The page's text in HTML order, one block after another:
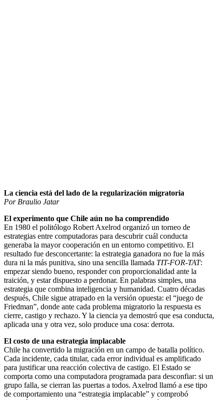
La ciencia está del lado de la regularización migratoria
Por Braulio Jatar
El experimento que Chile aún no ha comprendido
En 1980 el politólogo Robert Axelrod organizó un torneo de
estrategias entre computadoras para descubrir cuál conducta
generaba la mayor cooperación en un entorno competitivo. El
resultado fue desconcertante: la estrategia ganadora no fue la más
dura ni la más punitiva, sino una sencilla llamada TIT-FOR-TAT:
empezar siendo bueno, responder con proporcionalidad ante la
traición, y estar dispuesto a perdonar. En palabras simples, una
estrategia que combina inteligencia y humanidad. Cuatro décadas
después, Chile sigue atrapado en la versión opuesta: el “juego de
Friedman”, donde ante cada problema migratorio la respuesta es
cierre, castigo y rechazo. Y la ciencia ya demostró que esa conducta,
aplicada una y otra vez, solo produce una cosa: derrota.
El costo de una estrategia implacable
Chile ha convertido la migración en un campo de batalla político.
Cada incidente, cada titular, cada error individual es amplificado
para justificar una reacción colectiva de castigo. El Estado se
comporta como una computadora programada para desconfiar: si un
grupo falla, se cierran las puertas a todos. Axelrod llamó a ese tipo
de comportamiento una “estrategia implacable” y comprobó